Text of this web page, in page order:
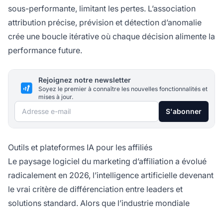
sous-performante, limitant les pertes. L’association
attribution précise, prévision et détection d’anomalie
crée une boucle itérative où chaque décision alimente la
performance future.
Rejoignez notre newsletter
Soyez le premier à connaître les nouvelles fonctionnalités et
mises à jour.
Adresse e-mail S'abonner
Outils et plateformes IA pour les affiliés
Le paysage logiciel du marketing d’affiliation a évolué
radicalement en 2026, l’intelligence artificielle devenant
le vrai critère de différenciation entre leaders et
solutions standard. Alors que l’industrie mondiale